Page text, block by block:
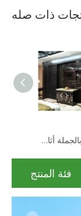
ذات صله
فئة المنتج